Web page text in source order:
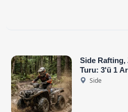
Side Rafting,
Turu: 3'ü 1
Side